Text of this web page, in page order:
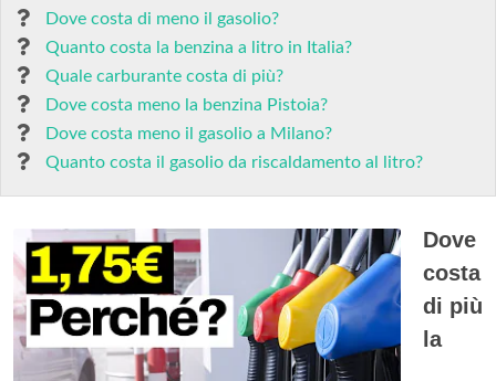
Dove costa di meno il gasolio?
Quanto costa la benzina a litro in Italia?
Quale carburante costa di più?
Dove costa meno la benzina Pistoia?
Dove costa meno il gasolio a Milano?
Quanto costa il gasolio da riscaldamento al litro?
Dove
costa
di più
la